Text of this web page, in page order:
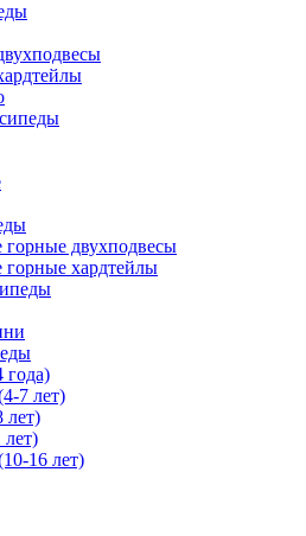
горные двухподвесы
горные хардтейлы
года)
7 лет)
лет)
16 лет)